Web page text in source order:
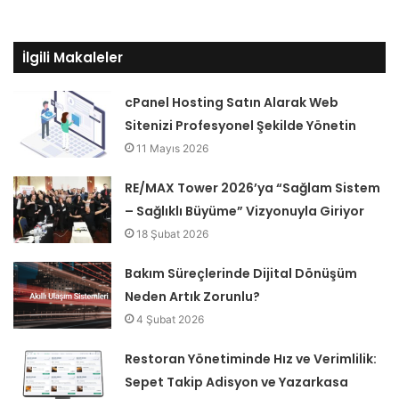
İlgili Makaleler
cPanel Hosting Satın Alarak Web
Sitenizi Profesyonel Şekilde Yönetin
11 Mayıs 2026
RE/MAX Tower 2026’ya “Sağlam Sistem
– Sağlıklı Büyüme” Vizyonuyla Giriyor
18 Şubat 2026
Bakım Süreçlerinde Dijital Dönüşüm
Neden Artık Zorunlu?
4 Şubat 2026
Restoran Yönetiminde Hız ve Verimlilik:
Sepet Takip Adisyon ve Yazarkasa